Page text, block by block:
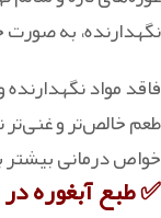
نگهدارنده، به‌
‏فاقد مواد
طعم خالص‌تر و
خواص درمانی بیشتر
✅ طبع آبغوره